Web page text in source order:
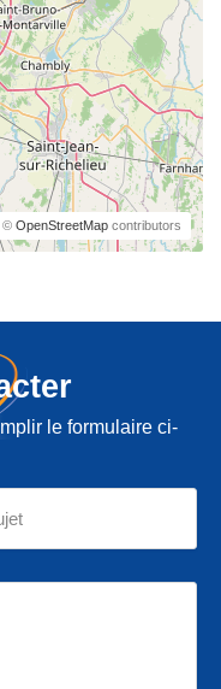
© OpenStreetMap contributors
le formulaire ci-